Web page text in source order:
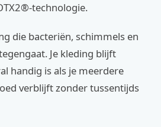
technologie.
die bacteriën, schimmels en
Je kleding blijft
handig is als je meerdere
verblijft zonder tussentijds